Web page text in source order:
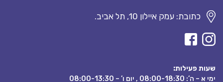
כתובת: עמק איילון 10, תל אביב.
שעות פעילות:
ימי א – ה’: 08:00-18:30 , יום ו’ – 08:00-13:30